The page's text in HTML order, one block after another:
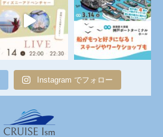
Instagram でフォロー